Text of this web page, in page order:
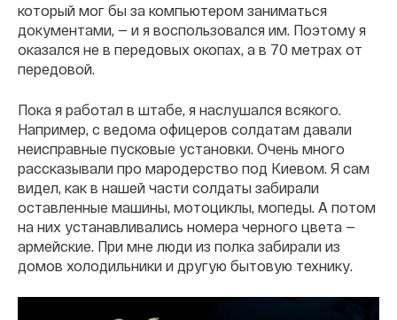
который мог бы за компьютером заниматься
документами, — и я воспользовался им. Поэтому я
оказался не в передовых окопах, а в 70 метрах от
передовой.
Пока я работал в штабе, я наслушался всякого.
Например, с ведома офицеров солдатам давали
неисправные пусковые установки. Очень много
рассказывали про мародерство под Киевом. Я сам
видел, как в нашей части солдаты забирали
оставленные машины, мотоциклы, мопеды. А потом
на них устанавливались номера черного цвета —
армейские. При мне люди из полка забирали из
домов холодильники и другую бытовую технику.